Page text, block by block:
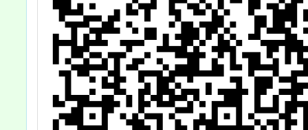
門診服務概況(如
附件)